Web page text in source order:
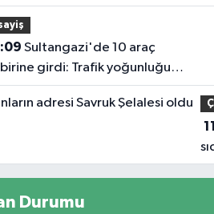
girdi: Trafik yoğunluğu
görüntülendi
Durumu